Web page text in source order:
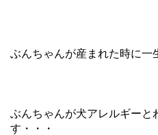
ぶんちゃんが産まれた時に一
ぶんちゃんが犬アレルギーと
す・・・